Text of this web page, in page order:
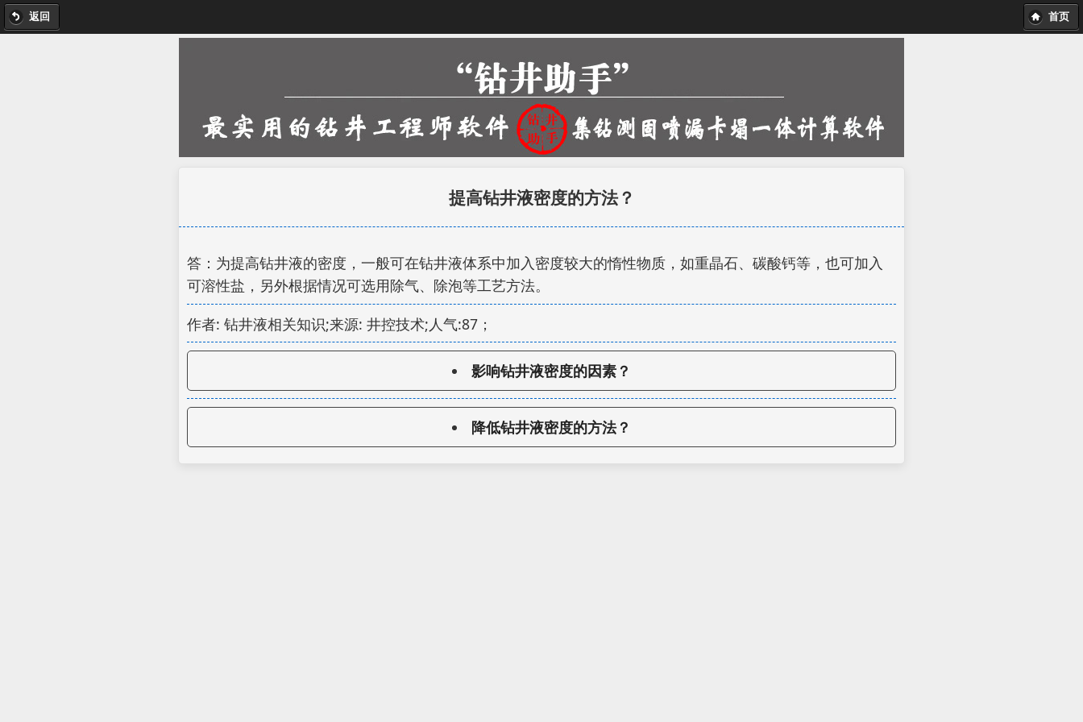
返回 首页
提高钻井液密度的方法？
答：为提高钻井液的密度，一般可在钻井液体系中加入密度较大的惰性物质，如重晶石、碳酸钙等，也可加入
可溶性盐，另外根据情况可选用除气、除泡等工艺方法。
作者: 钻井液相关知识;来源: 井控技术;人气:87；
影响钻井液密度的因素？
降低钻井液密度的方法？